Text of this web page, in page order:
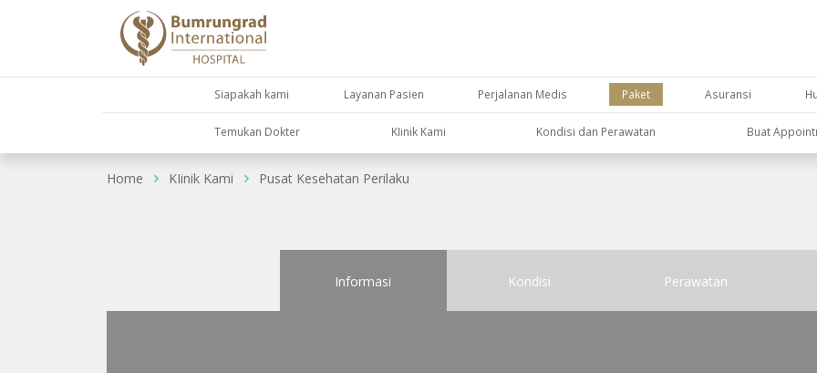
Siapakah kami Layanan Pasien Perjalanan Medis Paket Asuransi
Temukan Dokter KIinik Kami Kondisi dan Perawatan Buat
Home KIinik Kami Pusat Kesehatan Perilaku
Informasi Kondisi Perawatan